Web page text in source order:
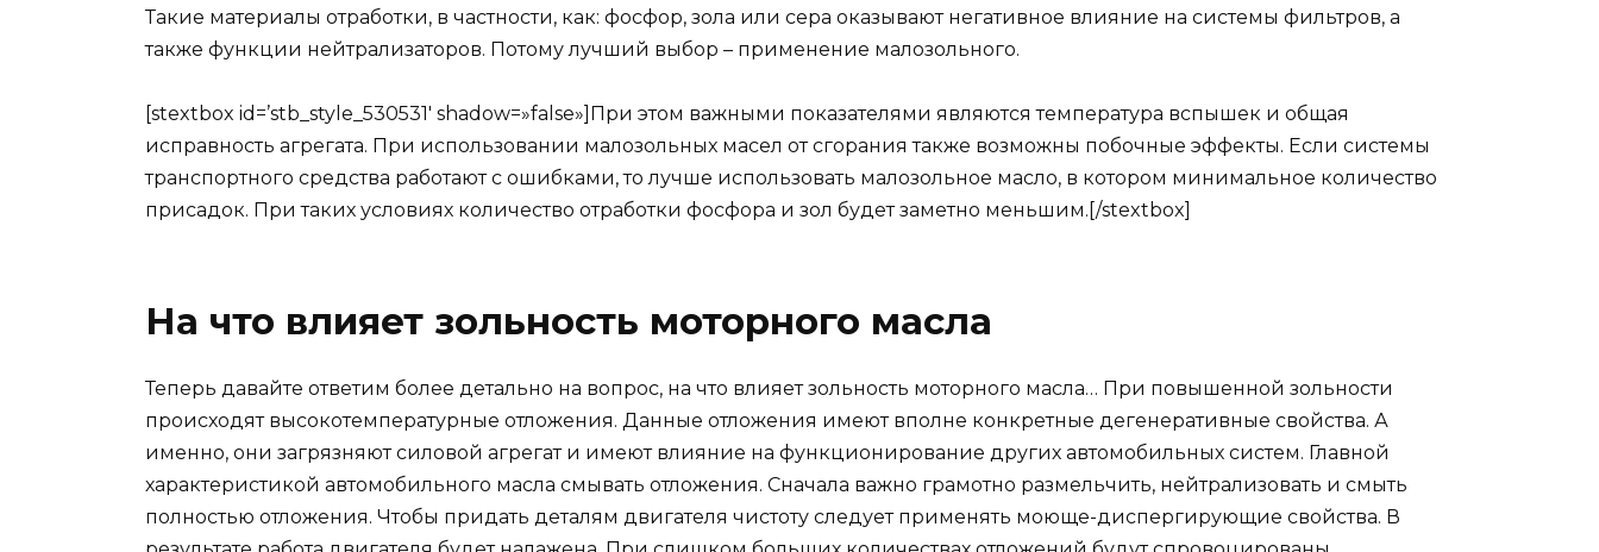
Такие материалы отработки, в частности, как: фосфор, зола или сера оказывают негативное влияние на системы фильтров, а
также функции нейтрализаторов. Потому лучший выбор – применение малозольного.
[stextbox id=’stb_style_530531′ shadow=»false»]При этом важными показателями являются температура вспышек и общая
исправность агрегата. При использовании малозольных масел от сгорания также возможны побочные эффекты. Если системы
транспортного средства работают с ошибками, то лучше использовать малозольное масло, в котором минимальное количество
присадок. При таких условиях количество отработки фосфора и зол будет заметно меньшим.[/stextbox]
На что влияет зольность моторного масла
Теперь давайте ответим более детально на вопрос, на что влияет зольность моторного масла… При повышенной зольности
происходят высокотемпературные отложения. Данные отложения имеют вполне конкретные дегенеративные свойства. А
именно, они загрязняют силовой агрегат и имеют влияние на функционирование других автомобильных систем. Главной
характеристикой автомобильного масла смывать отложения. Сначала важно грамотно размельчить, нейтрализовать и смыть
полностью отложения. Чтобы придать деталям двигателя чистоту следует применять моюще-диспергирующие свойства. В